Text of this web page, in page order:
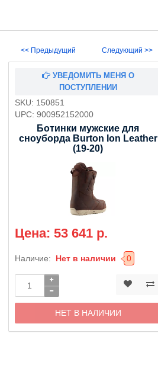
<< Предыдущий Следующий >>
УВЕДОМИТЬ МЕНЯ О
ПОСТУПЛЕНИИ
SKU: 150851
UPC: 900952152000
Ботинки мужские для
сноуборда Burton Ion Leather
(19-20)
Цена: 53 641 р.
Наличие: Нет в наличии 0
НЕТ В НАЛИЧИИ